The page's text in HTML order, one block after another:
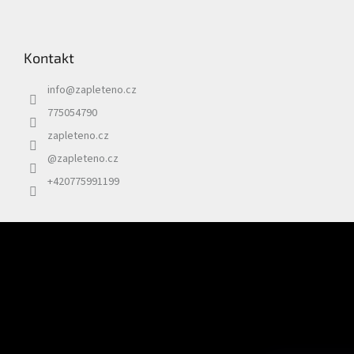
Kontakt
info@zapleteno.cz
775054790
zapleteno.cz
@zapleteno.cz
+420775991199